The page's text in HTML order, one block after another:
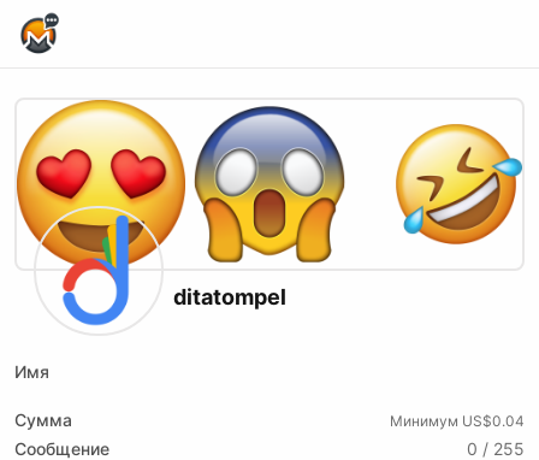
ditatompel
Имя
Сумма Минимум US$0.04
Сообщение
0 / 255